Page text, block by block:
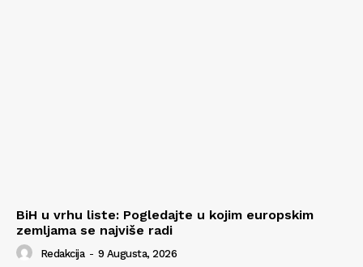
BiH u vrhu liste: Pogledajte u kojim europskim
zemljama se najviše radi
Redakcija - 9 Augusta, 2026